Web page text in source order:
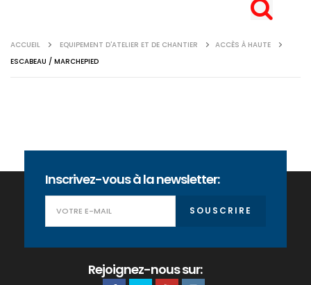
ACCUEIL EQUIPEMENT D'ATELIER ET DE CHANTIER
ACCÈS À HAUTE
ESCABEAU / MARCHEPIED
Inscrivez-vous à la newsletter:
SOUSCRIRE
Rejoignez-nous sur: